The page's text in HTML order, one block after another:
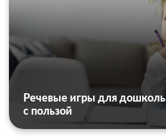
Речевые игры для
с пользой